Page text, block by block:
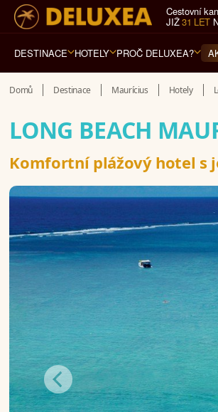
Cestovní
JIŽ31 LET
DESTINACE HOTELY PROČ DELUXEA?
Domů Destinace Maurícius Hotely
LONG BEACH
Komfortní plážový hotel s